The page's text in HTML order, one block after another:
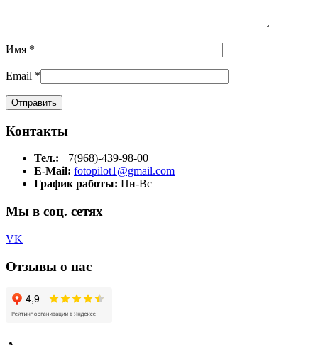
Имя *
Email *
Контакты
Тел.: +7(968)-439-98-00
E-Mail: fotopilot1@gmail.com
График работы: Пн-Вс
Мы в соц. сетях
VK
Отзывы о нас